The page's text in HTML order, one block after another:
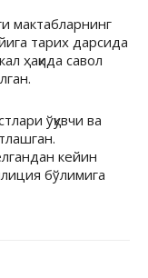
мактабларнинг
тарих дарсида
ҳақида савол
ўқувчи ва
кейин
бўлимига